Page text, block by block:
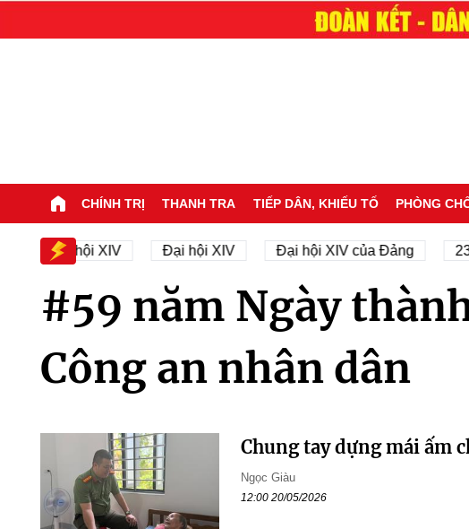
CHÍNH TRỊ THANH TRA TIẾP DÂN, KHIẾU TỐ PHÒNG
sự Đại hội XIV Đại hội XIV Đại hội XIV của Đảng
#59 năm Ngày
Công an nhân dân
Chung tay dựng mái ấm
Ngọc Giàu
12:00 20/05/2026